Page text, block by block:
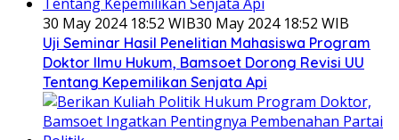
30 May 2024 18:52 WIB30 May 2024 18:52 WIB
Uji Seminar Hasil Penelitian Mahasiswa Program
Doktor Ilmu Hukum, Bamsoet Dorong Revisi UU
Tentang Kepemilikan Senjata Api